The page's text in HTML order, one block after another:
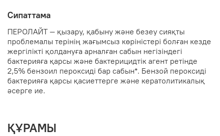
Сипаттама
ПЕРОЛАЙТ — қызару, қабыну және безеу сияқты
проблемалы терінің жағымсыз көріністері болған кезде
жергілікті қолдануға арналған сабын негізіндегі
бактерияға қарсы және бактерицидтік агент ретінде
2,5% бензоил пероксиді бар сабын*. Бензой пероксиді
бактерияға қарсы қасиеттерге және кератолитикалық
әсерге ие.
ҚҰРАМЫ